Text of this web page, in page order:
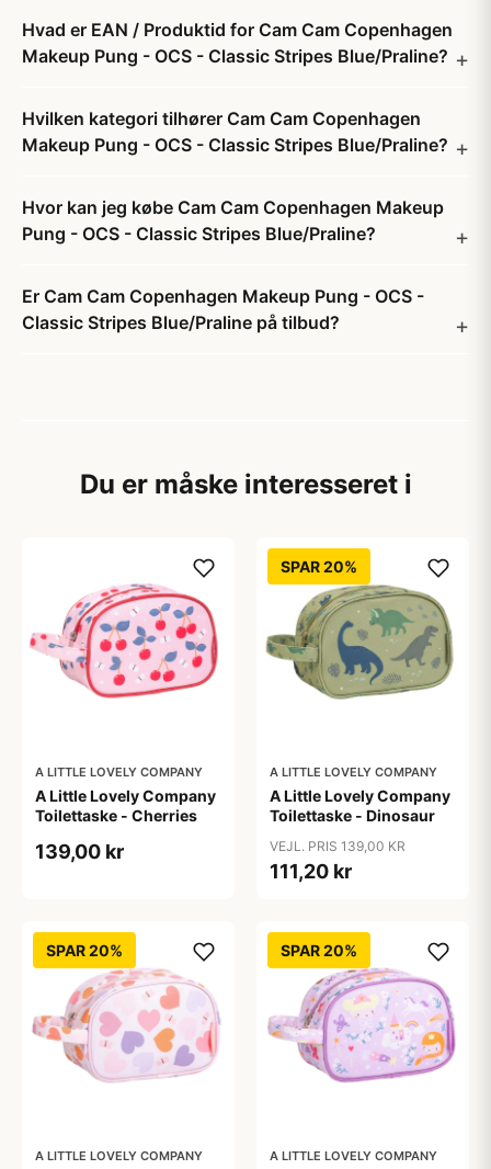
Hvad er EAN / Produktid for Cam Cam Copenhagen
Makeup Pung - OCS - Classic Stripes Blue/Praline?
Hvilken kategori tilhører Cam Cam Copenhagen
Makeup Pung - OCS - Classic Stripes Blue/Praline?
Hvor kan jeg købe Cam Cam Copenhagen Makeup
Pung - OCS - Classic Stripes Blue/Praline?
Er Cam Cam Copenhagen Makeup Pung - OCS -
Classic Stripes Blue/Praline på tilbud?
Du er måske interesseret i
A LITTLE LOVELY COMPANY
A Little Lovely Company
Toilettaske - Cherries
139,00 kr
SPAR 20%
A LITTLE LOVELY COMPANY
A Little Lovely Company
Toilettaske - Dinosaur
VEJL. PRIS 139,00 KR
111,20 kr
SPAR 20%
A LITTLE LOVELY COMPANY
SPAR 20%
A LITTLE LOVELY COMPANY